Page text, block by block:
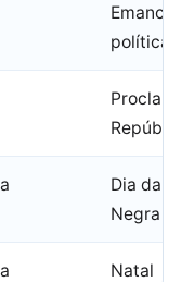
política
Dia da
Negra
Natal